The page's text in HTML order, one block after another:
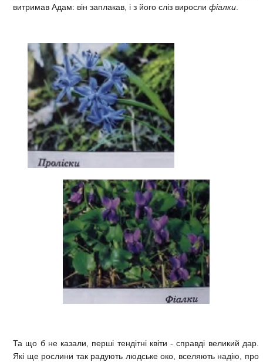
витримав Адам: він заплакав, і з його сліз виросли фіалки.
Та що б не казали, перші тендітні квіти - справді великий дар.
Які ще рослини так радують людське око, вселяють надію, про